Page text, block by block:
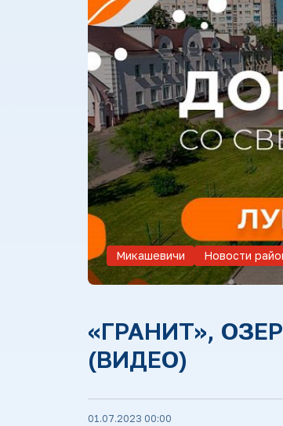
Микашевичи Новости
«ГРАНИТ»,
(ВИДЕО)
01.07.2023 00:00